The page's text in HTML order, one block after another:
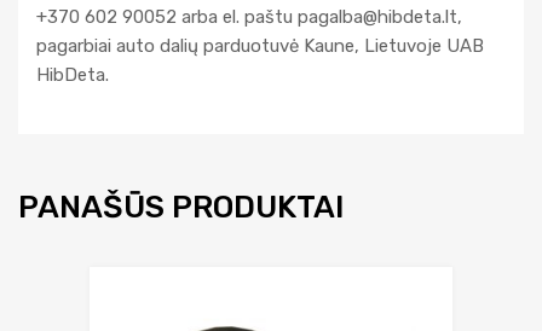
+370 602 90052 arba el. paštu pagalba@hibdeta.lt,
pagarbiai auto dalių parduotuvė Kaune, Lietuvoje UAB
HibDeta.
PANAŠŪS PRODUKTAI